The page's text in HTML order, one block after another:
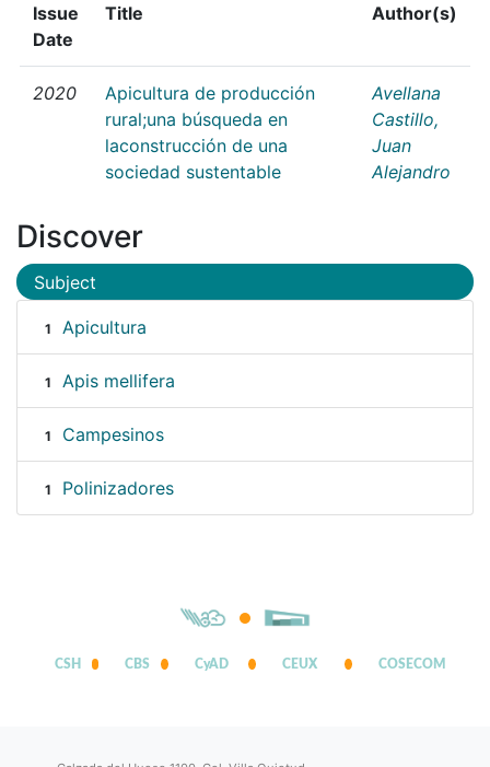
Issue
Date
Title Author(s)
2020
Apicultura de producción
rural;una búsqueda en
laconstrucción de una
sociedad sustentable
Avellana
Castillo,
Juan
Alejandro
Discover
Subject
1 Apicultura
1 Apis mellifera
1 Campesinos
1 Polinizadores
CSH CBS CyAD CEUX COSECOM